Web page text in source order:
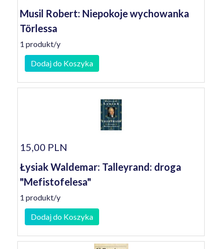
Musil Robert: Niepokoje wychowanka
Törlessa
1 produkt/y
Dodaj do Koszyka
15,00 PLN
Łysiak Waldemar: Talleyrand: droga
"Mefistofelesa"
1 produkt/y
Dodaj do Koszyka